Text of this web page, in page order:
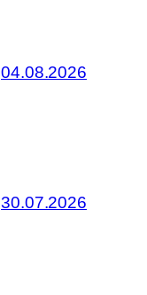
04.08.2026
30.07.2026